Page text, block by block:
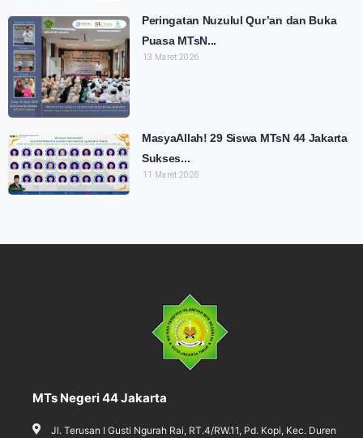
Peringatan Nuzulul Qur’an dan Buka
Puasa MTsN...
13 Maret 2026
MasyaAllah! 29 Siswa MTsN 44 Jakarta
Sukses...
11 Maret 2026
MTs Negeri 44 Jakarta
Jl. Terusan I Gusti Ngurah Rai, RT.4/RW.11, Pd. Kopi, Kec. Duren